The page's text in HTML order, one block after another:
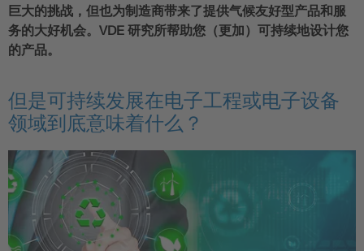
巨大的挑战，但也为制造商带来了提供气候友好型产品和服
务的大好机会。VDE 研究所帮助您（更加）可持续地设计您
的产品。
但是可持续发展在电子工程或电子设备
领域到底意味着什么？